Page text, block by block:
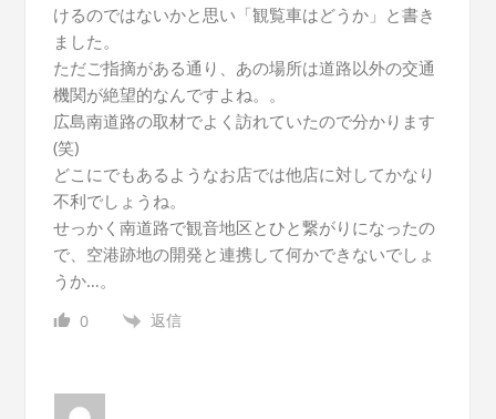
けるのではないかと思い「観覧車はどうか」と書き
ました。
ただご指摘がある通り、あの場所は道路以外の交通
機関が絶望的なんですよね。。
広島南道路の取材でよく訪れていたので分かります
(笑)
どこにでもあるようなお店では他店に対してかなり
不利でしょうね。
せっかく南道路で観音地区とひと繋がりになったの
で、空港跡地の開発と連携して何かできないでしょ
うか…。
0 返信